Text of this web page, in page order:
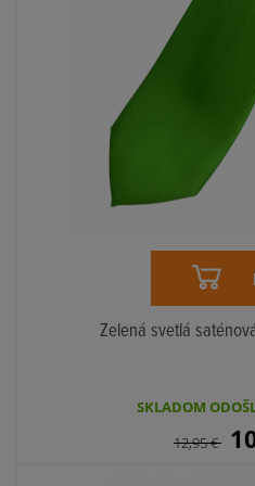
Zelená svetlá
SKLADOM
12,95€